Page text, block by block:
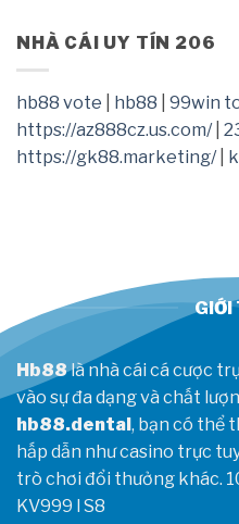
NHÀ CÁI UY TÍN 206
hb88 vote hb88 99win
https://az888cz.us.com/|
https://gk88.marketing/|
GIỚI
Hb88là nhà cái cá cược
vào sự đa dạng và chất
hb88.dental, bạn có thể
hấp dẫn như casino trực
trò chơi đổi thưởng khác.
KV999 l S8